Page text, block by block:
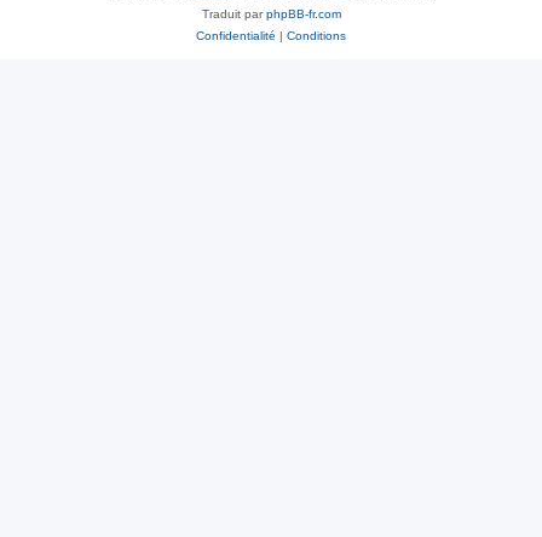
Traduit parphpBB-fr.com
Confidentialité | Conditions